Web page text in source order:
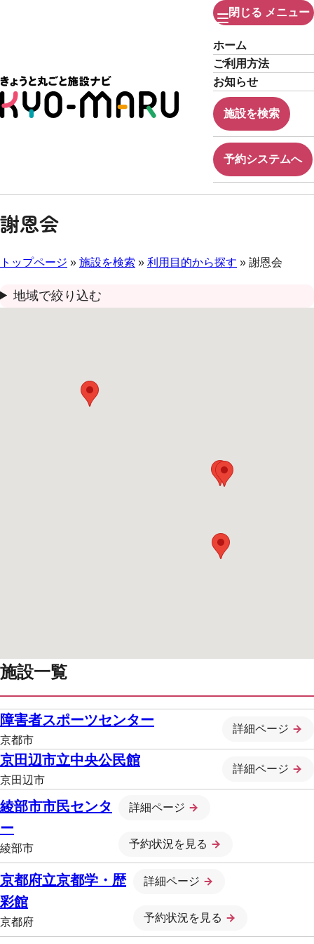
閉じる メニュー
ホーム
ご利用方法
お知らせ
施設を検索
予約システムへ
謝恩会
トップページ » 施設を検索 » 利用目的から探す » 謝恩会
地域で絞り込む
施設一覧
障害者スポーツセンター
京都市
詳細ページ
京田辺市立中央公民館
京田辺市
詳細ページ
綾部市市民センタ
ー
綾部市
詳細ページ
予約状況を見る
京都府立京都学・歴
彩館
京都府
詳細ページ
予約状況を見る